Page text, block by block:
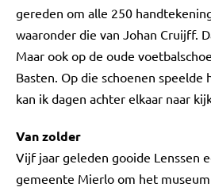
gereden om alle 250
waaronder die van Johan Cruijff.
Maar ook op de oude
Basten. Op die schoenen speelde
kan ik dagen achter elkaar naar
Van zolder
Vijf jaar geleden gooide Lenssen
gemeente Mierlo om het